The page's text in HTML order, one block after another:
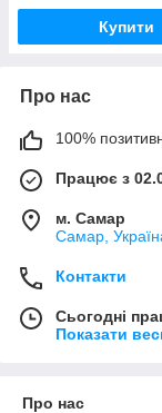
Купити
Про нас
100%
Працює з
м. Самар
Самар,
Контакти
Сьогодні
Показати
Про нас